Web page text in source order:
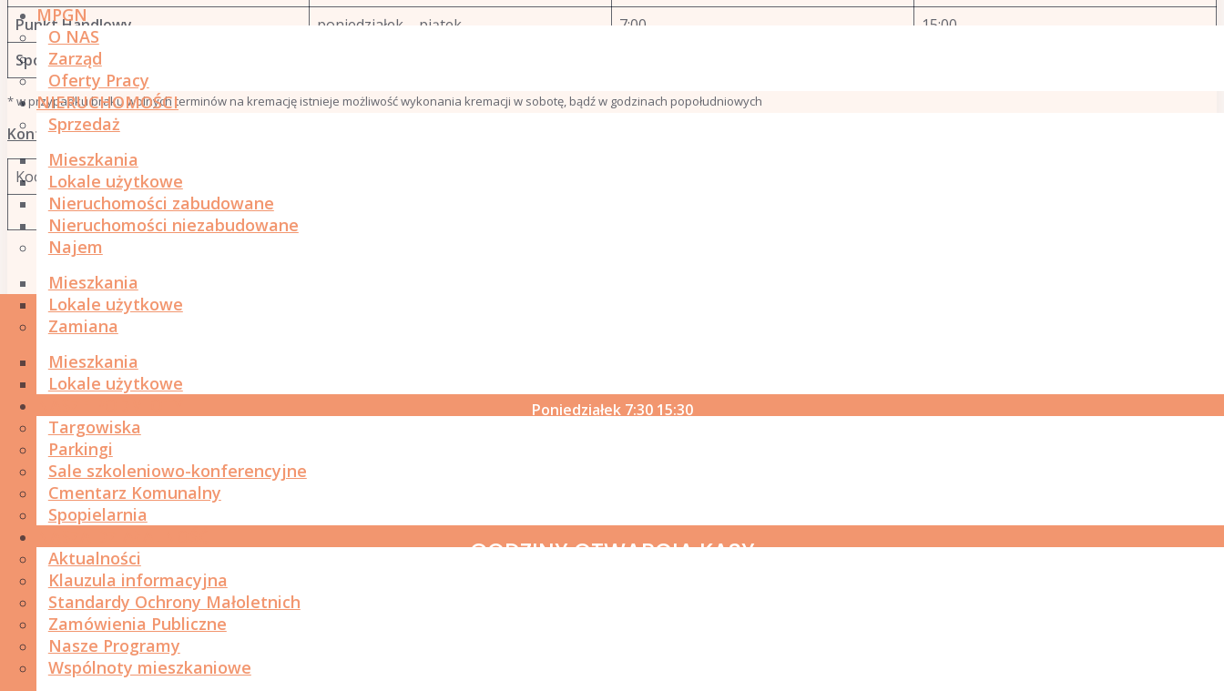
MPGN
O NAS
Zarząd
Oferty Pracy
NIERUCHOMOŚCI
Sprzedaż
Mieszkania
Lokale użytkowe
Nieruchomości zabudowane
Nieruchomości niezabudowane
Najem
Mieszkania
Lokale użytkowe
Zamiana
Mieszkania
Lokale użytkowe
Targowiska
Parkingi
Sale szkoleniowo-konferencyjne
Cmentarz Komunalny
Spopielarnia
Aktualności
Klauzula informacyjna
Standardy Ochrony Małoletnich
Zamówienia Publiczne
Nasze Programy
Wspólnoty mieszkaniowe
Punkt Handlowy
poniedziałek – piątek 7:00
15:00
Spopielarnia
* w przypadku braku wolnych terminów na kremację istnieje możliwość wykonania kremacji w sobotę, bądź w godzinach popołudniowych
Kontakt:
Koordynator Cmentarza Komunalnego – Małgorzata Bereza
Poniedziałek 7:30 15:30
GODZINY OTWARCIA KASY